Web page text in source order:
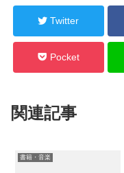
Twitter
Pocket
関連記事
書籍・音楽